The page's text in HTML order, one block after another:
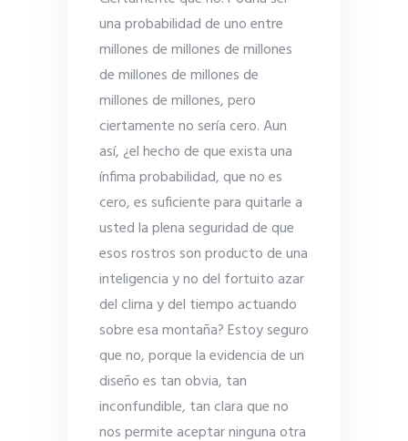
una probabilidad de uno entre
millones de millones de millones
de millones de millones de
millones de millones, pero
ciertamente no sería cero. Aun
así, ¿el hecho de que exista una
ínfima probabilidad, que no es
cero, es suficiente para quitarle a
usted la plena seguridad de que
esos rostros son producto de una
inteligencia y no del fortuito azar
del clima y del tiempo actuando
sobre esa montaña? Estoy seguro
que no, porque la evidencia de un
diseño es tan obvia, tan
inconfundible, tan clara que no
nos permite aceptar ninguna otra